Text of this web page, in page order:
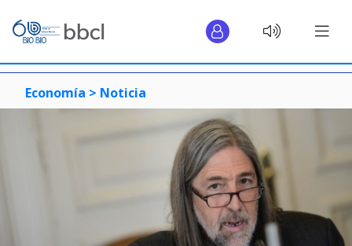
Economía > Noticia